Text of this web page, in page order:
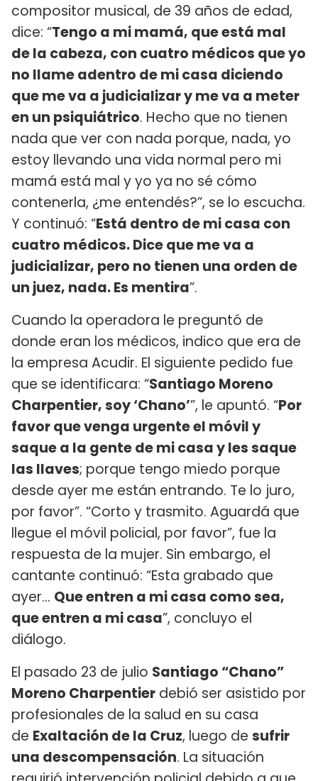
compositor musical, de 39 años de edad,
dice: “Tengo a mi mamá, que está mal
de la cabeza, con cuatro médicos que yo
no llame adentro de mi casa diciendo
que me va a judicializar y me va a meter
en un psiquiátrico. Hecho que no tienen
nada que ver con nada porque, nada, yo
estoy llevando una vida normal pero mi
mamá está mal y yo ya no sé cómo
contenerla, ¿me entendés?”, se lo escucha.
Y continuó: “Está dentro de mi casa con
cuatro médicos. Dice que me va a
judicializar, pero no tienen una orden de
un juez, nada. Es mentira”.
Cuando la operadora le preguntó de
donde eran los médicos, indico que era de
la empresa Acudir. El siguiente pedido fue
que se identificara: “Santiago Moreno
Charpentier, soy ‘Chano’”, le apuntó. “Por
favor que venga urgente el móvil y
saque a la gente de mi casa y les saque
las llaves; porque tengo miedo porque
desde ayer me están entrando. Te lo juro,
por favor”. “Corto y trasmito. Aguardá que
llegue el móvil policial, por favor”, fue la
respuesta de la mujer. Sin embargo, el
cantante continuó: “Esta grabado que
ayer... Que entren a mi casa como sea,
que entren a mi casa”, concluyo el
diálogo.
El pasado 23 de julio Santiago “Chano”
Moreno Charpentier debió ser asistido por
profesionales de la salud en su casa
de Exaltación de la Cruz, luego de sufrir
una descompensación. La situación